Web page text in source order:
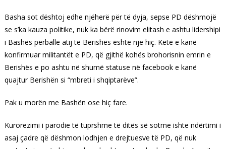
Basha sot dështoj edhe njëherë për të dyja, sepse PD dëshmojë
se s’ka kauza politike, nuk ka bërë rinovim elitash e ashtu lidershipi
i Bashës përballë atij të Berishës është një hiç. Këtë e kanë
konfirmuar militantët e PD, që gjithë kohës brohorisnin emrin e
Berishës e po ashtu në shumë statuse në facebook e kanë
quajtur Berishën si “mbreti i shqiptarëve”.
Pak u morën me Bashën ose hiç fare.
Kurorezimi i parodie të tuprshme të ditës së sotme ishte ndërtimi i
asaj çadre që dëshmon lodhjen e drejtuesve të PD, që nuk